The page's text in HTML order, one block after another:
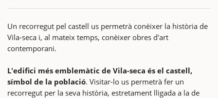
Un recorregut pel castell us permetrà conèixer la història de
Vila-seca i, al mateix temps, conèixer obres d'art
contemporani.
L'edifici més emblemàtic de Vila-seca és el castell,
símbol de la població. Visitar-lo us permetrà fer un
recorregut per la seva història, estretament lligada a la de